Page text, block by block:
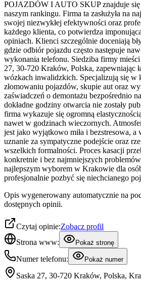
POJAZDÓW I AUTO SKUP znajduje
naszym rankingu. Firma ta zasłużyła na
swojej niezwykłej efektywności oraz
każdego klienta, co potwierdza
opiniach. Klienci szczególnie doceniają
gdzie odbiór pojazdu często następuje
wykonania telefonu. Siedziba firmy mieści
27, 30-720 Kraków, Polska, zapewniając
wózkach inwalidzkich. Specjalizują się w
złomowaniu pojazdów, skupie aut oraz
zaświadczeń o demontażu bezpośrednio
dokładne godziny otwarcia nie zostały
firma wykazuje się ogromną
nawet w godzinach wieczornych.
jest jako wyjątkowo miła i bezstresowa, a
uznanie za sympatyczne podejście oraz
wszelkich formalności. Proces kasacji
konkretnie i bez najmniejszych
najlepszym wyborem w Krakowie dla
profesjonalnie pozbyć się niechcianego
Opis wygenerowany automatycznie na
dostępnych opinii.
Czytaj opinie:Zobacz profil
Strona www:
Pokaż stronę
Numer telefonu: Pokaż numer
Saska 27, 30-720 Kraków, Polska,